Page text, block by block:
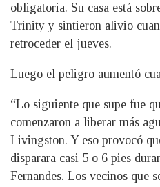
obligatoria. Su casa está
Trinity y sintieron alivio
retroceder el jueves.
Luego el peligro aumentó
“Lo siguiente que supe fue
comenzaron a liberar más
Livingston. Y eso provocó
disparara casi 5 o 6 pies
Fernandes. Los vecinos que